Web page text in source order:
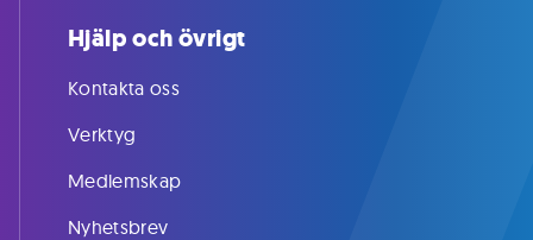
Hjälp och övrigt
Kontakta oss
Verktyg
Medlemskap
Nyhetsbrev